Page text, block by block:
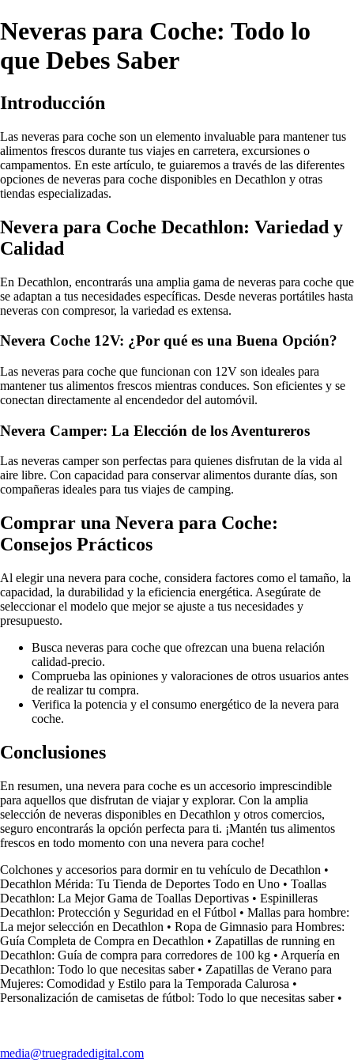
Neveras para Coche: Todo lo
que Debes Saber
Introducción
Las neveras para coche son un elemento invaluable para mantener tus
alimentos frescos durante tus viajes en carretera, excursiones o
campamentos. En este artículo, te guiaremos a través de las diferentes
opciones de neveras para coche disponibles en Decathlon y otras
tiendas especializadas.
Nevera para Coche Decathlon: Variedad y
Calidad
En Decathlon, encontrarás una amplia gama de neveras para coche que
se adaptan a tus necesidades específicas. Desde neveras portátiles hasta
neveras con compresor, la variedad es extensa.
Nevera Coche 12V: ¿Por qué es una Buena Opción?
Las neveras para coche que funcionan con 12V son ideales para
mantener tus alimentos frescos mientras conduces. Son eficientes y se
conectan directamente al encendedor del automóvil.
Nevera Camper: La Elección de los Aventureros
Las neveras camper son perfectas para quienes disfrutan de la vida al
aire libre. Con capacidad para conservar alimentos durante días, son
compañeras ideales para tus viajes de camping.
Comprar una Nevera para Coche:
Consejos Prácticos
Al elegir una nevera para coche, considera factores como el tamaño, la
capacidad, la durabilidad y la eficiencia energética. Asegúrate de
seleccionar el modelo que mejor se ajuste a tus necesidades y
presupuesto.
Busca neveras para coche que ofrezcan una buena relación
calidad-precio.
Comprueba las opiniones y valoraciones de otros usuarios antes
de realizar tu compra.
Verifica la potencia y el consumo energético de la nevera para
coche.
Conclusiones
En resumen, una nevera para coche es un accesorio imprescindible
para aquellos que disfrutan de viajar y explorar. Con la amplia
selección de neveras disponibles en Decathlon y otros comercios,
seguro encontrarás la opción perfecta para ti. ¡Mantén tus alimentos
frescos en todo momento con una nevera para coche!
Colchones y accesorios para dormir en tu vehículo de Decathlon •
Decathlon Mérida: Tu Tienda de Deportes Todo en Uno • Toallas
Decathlon: La Mejor Gama de Toallas Deportivas • Espinilleras
Decathlon: Protección y Seguridad en el Fútbol • Mallas para hombre:
La mejor selección en Decathlon • Ropa de Gimnasio para Hombres:
Guía Completa de Compra en Decathlon • Zapatillas de running en
Decathlon: Guía de compra para corredores de 100 kg • Arquería en
Decathlon: Todo lo que necesitas saber• Zapatillas de Verano para
Mujeres: Comodidad y Estilo para la Temporada Calurosa •
Personalización de camisetas de fútbol: Todo lo que necesitas saber•
media@truegradedigital.com